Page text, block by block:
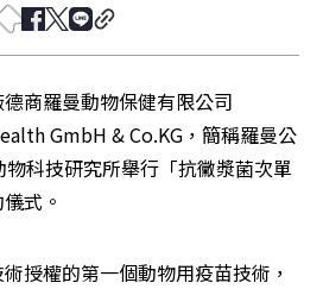
商羅曼動物保健有限公司
GmbH & Co.KG，簡稱羅曼公
科技研究所舉行「抗黴漿菌次單
式。
授權的第一個動物用疫苗技術，